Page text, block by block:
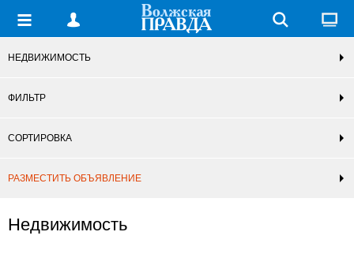
НЕДВИЖИМОСТЬ
ФИЛЬТР
СОРТИРОВКА
РАЗМЕСТИТЬ ОБЪЯВЛЕНИЕ
Недвижимость